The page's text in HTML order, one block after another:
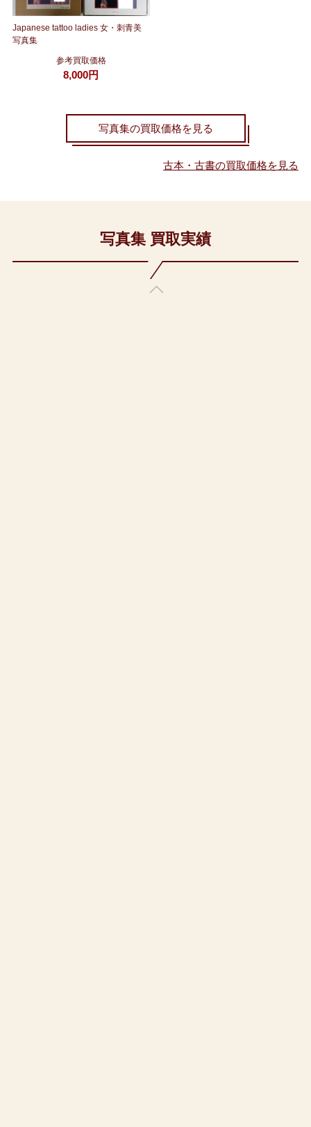
Japanese tattoo ladies 女・刺青美
写真集
参考買取価格
8,000円
写真集の買取価格を見る
古本・古書の買取価格を見る
写真集 買取実績